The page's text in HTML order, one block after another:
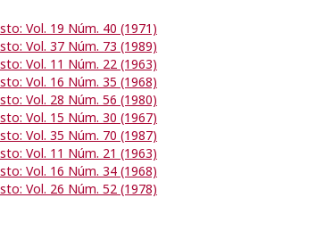
Vol. 19 Núm. 40 (1971)
Vol. 37 Núm. 73 (1989)
Vol. 11 Núm. 22 (1963)
Vol. 16 Núm. 35 (1968)
Vol. 28 Núm. 56 (1980)
Vol. 15 Núm. 30 (1967)
Vol. 35 Núm. 70 (1987)
Vol. 11 Núm. 21 (1963)
Vol. 16 Núm. 34 (1968)
Vol. 26 Núm. 52 (1978)